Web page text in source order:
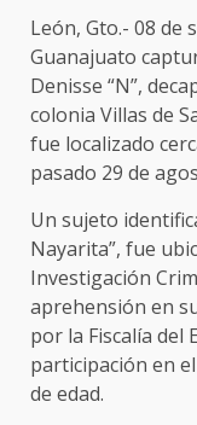
León, Gto.- 08 de
Guanajuato
Denisse “N”,
colonia Villas de
fue localizado
pasado 29 de
Un sujeto
Nayarita”, fue
Investigación
aprehensión en
por la Fiscalía del
participación en
de edad.